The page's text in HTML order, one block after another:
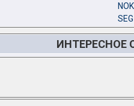
ИНТЕРЕСНОЕ